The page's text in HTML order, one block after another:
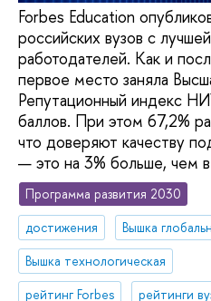
Forbes Education
российских вузов с
работодателей. Как и
первое место заняла
Репутационный индекс
баллов. При этом 67,2%
что доверяют качеству
— это на 3% больше, чем
Программа развития 2030
достижения
Вышка
Вышка технологическая
рейтинг Forbes
рейтинги